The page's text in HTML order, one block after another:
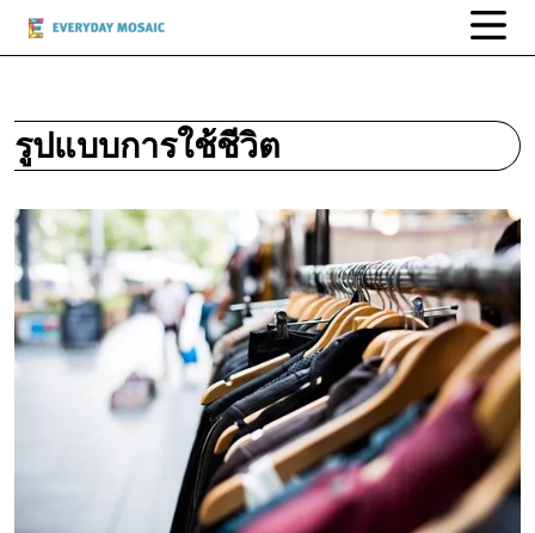
รูปแบบการใช้ชีวิต